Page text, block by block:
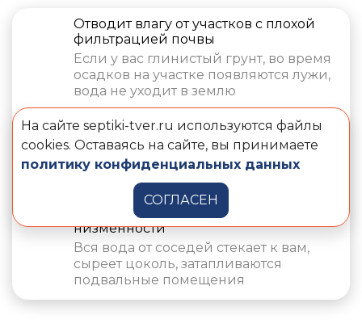
Отводит влагу от участков с плохой
фильтрацией почвы
Если у вас глинистый грунт, во время
осадков на участке появляются лужи,
вода не уходит в землю
Необходим при высоких грунтовых
водах
Во время межсезонья воды
поднимаются, страдают растения и
строительные элементы на участке
Нужен, если ваш участок находится в
низменности
Вся вода от соседей стекает к вам,
сыреет цоколь, затапливаются
подвальные помещения
На сайте septiki-tver.ru используются файлы
cookies. Оставаясь на сайте, вы принимаете
политику конфиденциальных данных
СОГЛАСЕН